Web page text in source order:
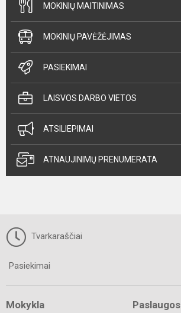
MOKINIŲ MAITINIMAS
MOKINIŲ PAVĖŽĖJIMAS
PASIEKIMAI
LAISVOS DARBO VIETOS
ATSILIEPIMAI
ATNAUJINIMŲ PRENUMERATA
Tvarkaraščiai
Pasiekimai
Mokykla Paslaugos